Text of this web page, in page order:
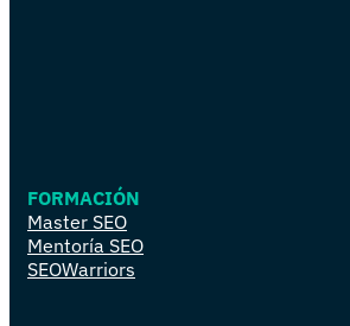
FORMACIÓN
Master SEO
Mentoría SEO
SEOWarriors